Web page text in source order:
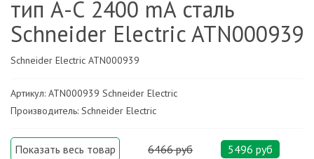
тип А-С 2400 mA сталь
Schneider Electric ATN000939
Schneider Electric ATN000939
Артикул: ATN000939 Schneider Electric
Производитель: Schneider Electric
Показать весь товар 6466 руб 5496 руб